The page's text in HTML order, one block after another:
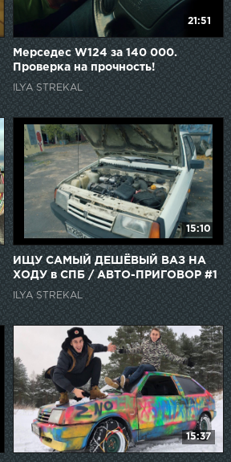
21:51
Мерседес W124 за 140 000.
Проверка на прочность!
ILYA STREKAL
15:10
ИЩУ САМЫЙ ДЕШЁВЫЙ ВАЗ НА
ХОДУ в СПБ / АВТО-ПРИГОВОР #1
ILYA STREKAL
15:37